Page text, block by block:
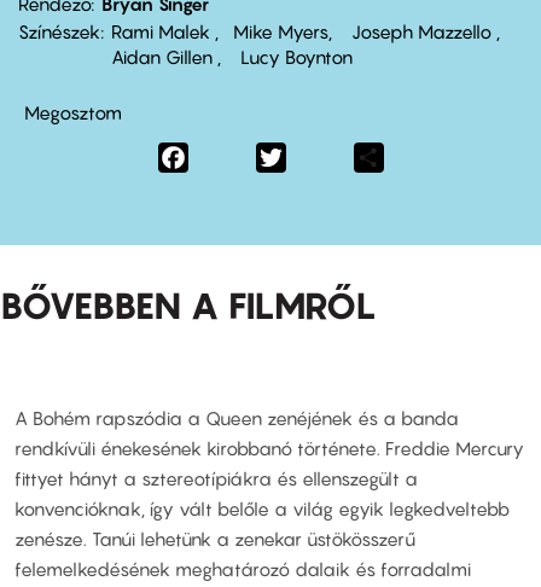
Színészek
Rami Malek Mike Myers
Joseph Mazzello
Aidan Gillen
Lucy Boynton
Megosztom
Facebook
BŐVEBBEN A FILMRŐL
A Bohém rapszódia a Queen zenéjének és a banda
rendkívüli énekesének kirobbanó története. Freddie Mercury
fittyet hányt a sztereotípiákra és ellenszegült a
konvencióknak, így vált belőle a világ egyik legkedveltebb
zenésze. Tanúi lehetünk a zenekar üstökösszerű
felemelkedésének meghatározó dalaik és forradalmi